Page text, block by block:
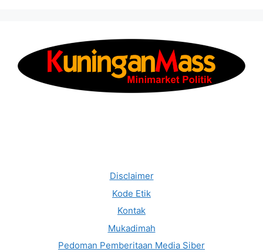
Disclaimer
Kode Etik
Kontak
Mukadimah
Pedoman Pemberitaan Media Siber